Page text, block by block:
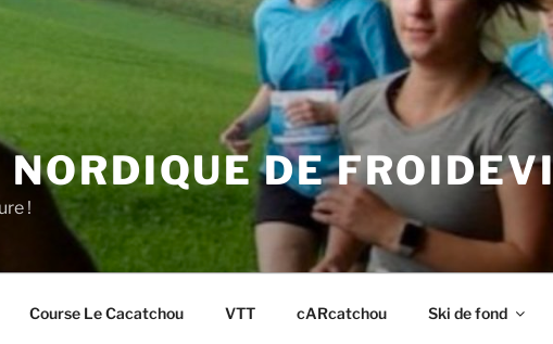
NORDIQUE DE
!
Course Le Cacatchou VTT cARcatchou Ski de fond